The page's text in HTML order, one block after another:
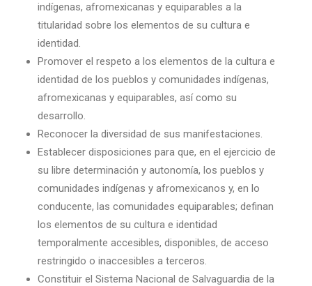
indígenas, afromexicanas y equiparables a la
titularidad sobre los elementos de su cultura e
identidad.
Promover el respeto a los elementos de la cultura e
identidad de los pueblos y comunidades indígenas,
afromexicanas y equiparables, así como su
desarrollo.
Reconocer la diversidad de sus manifestaciones.
Establecer disposiciones para que, en el ejercicio de
su libre determinación y autonomía, los pueblos y
comunidades indígenas y afromexicanos y, en lo
conducente, las comunidades equiparables; definan
los elementos de su cultura e identidad
temporalmente accesibles, disponibles, de acceso
restringido o inaccesibles a terceros.
Constituir el Sistema Nacional de Salvaguardia de la